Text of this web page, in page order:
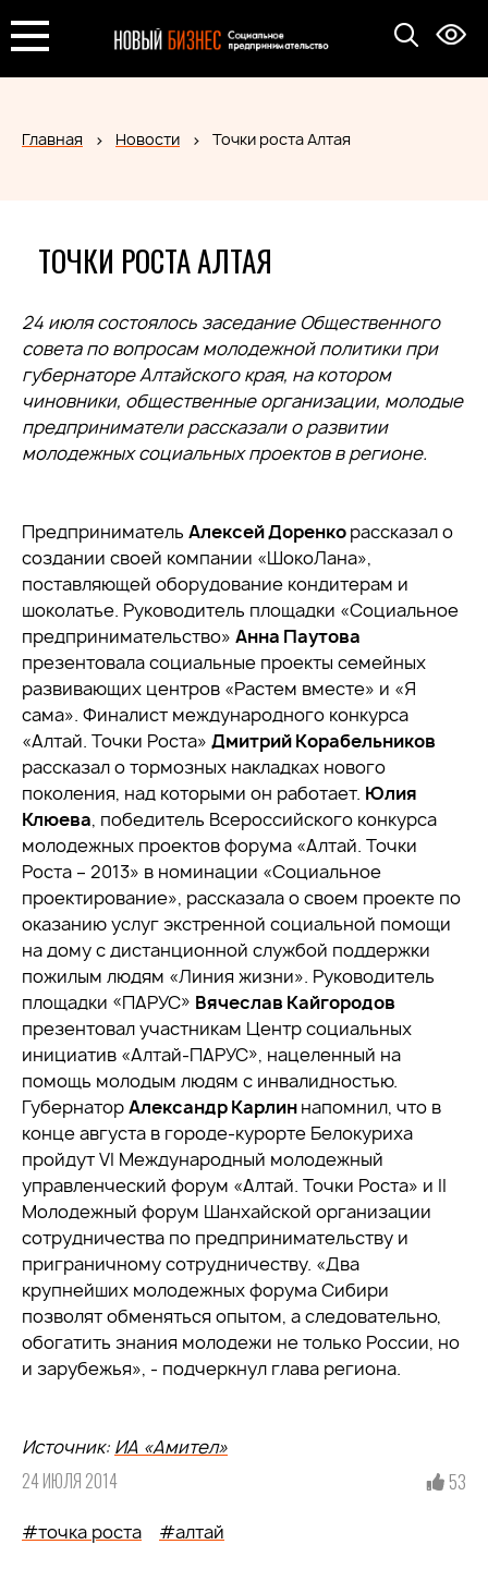
Главная Новости Точки роста Алтая
ТОЧКИ РОСТА АЛТАЯ
24 июля состоялось заседание Общественного
совета по вопросам молодежной политики при
губернаторе Алтайского края, на котором
чиновники, общественные организации, молодые
предприниматели рассказали о развитии
молодежных социальных проектов в регионе.
Предприниматель Алексей Доренкорассказал о
создании своей компании «ШокоЛана»,
поставляющей оборудование кондитерам и
шоколатье. Руководитель площадки «Cоциальное
предпринимательство» Анна Паутова
презентовала социальные проекты семейных
развивающих центров «Растем вместе» и «Я
сама». Финалист международного конкурса
«Алтай. Точки Роста» Дмитрий Корабельников
рассказал о тормозных накладках нового
поколения, над которыми он работает. Юлия
Клюева, победитель Всероссийского конкурса
молодежных проектов форума «Алтай. Точки
Роста – 2013» в номинации «Социальное
проектирование», рассказала о своем проекте по
оказанию услуг экстренной социальной помощи
на дому с дистанционной службой поддержки
пожилым людям «Линия жизни». Руководитель
площадки «ПАРУС» Вячеслав Кайгородов
презентовал участникам Центр социальных
инициатив «Алтай-ПАРУС», нацеленный на
помощь молодым людям с инвалидностью.
ГубернаторАлександр Карлиннапомнил, что в
конце августа в городе-курорте Белокуриха
пройдут VI Международный молодежный
управленческий форум «Алтай. Точки Роста» и II
Молодежный форум Шанхайской организации
сотрудничества по предпринимательству и
приграничному сотрудничеству. «Два
крупнейших молодежных форума Сибири
позволят обменяться опытом, а следовательно,
обогатить знания молодежи не только России, но
и зарубежья», - подчеркнул глава региона.
Источник: ИА «Амител»
24 ИЮЛЯ 2014 53
#точка роста #алтай